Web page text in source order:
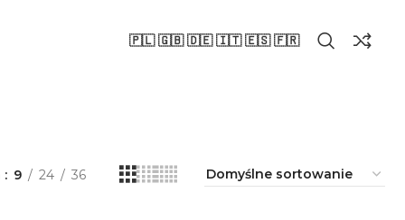
🇵🇱 🇬🇧 🇩🇪 🇮🇹 🇪🇸 🇫🇷
9 24 36